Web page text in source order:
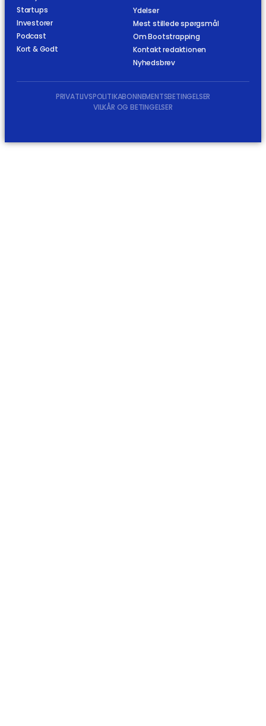
Startups
Investorer
Podcast
Kort & Godt
Ydelser
Mest stillede spørgsmål
Om Bootstrapping
Kontakt redaktionen
Nyhedsbrev
PRIVATLIVSPOLITIKABONNEMENTSBETINGELSER
VILKÅR OG BETINGELSER